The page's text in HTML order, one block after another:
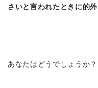
さいと言われたときに的
あなたはどうでしょうか？